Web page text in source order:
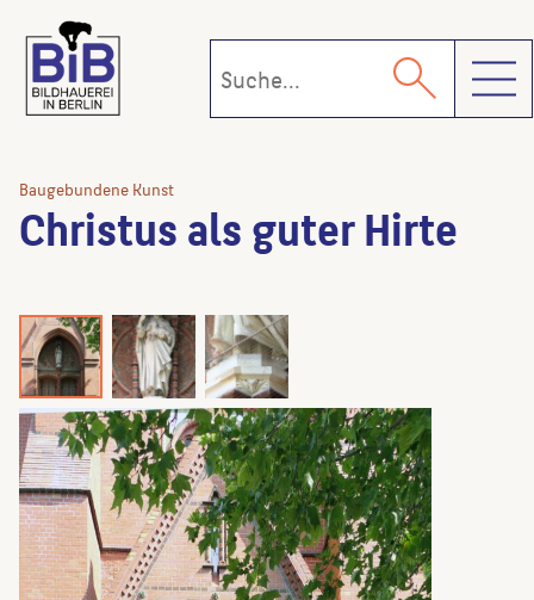
Baugebundene Kunst
Christus als guter Hirte